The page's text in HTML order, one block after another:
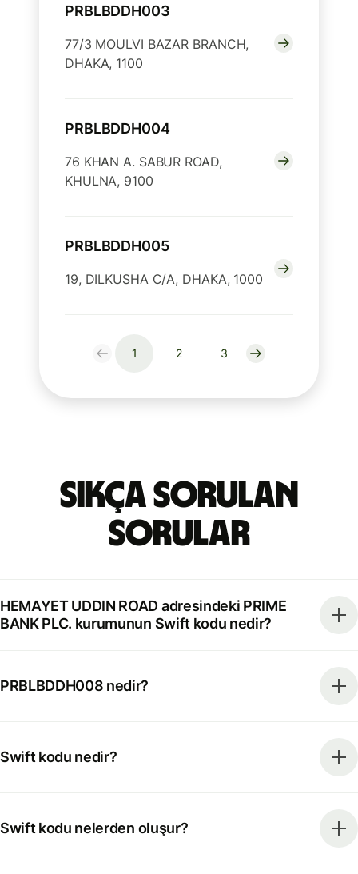
PRBLBDDH003
77/3 MOULVI BAZAR BRANCH,
DHAKA, 1100
PRBLBDDH004
76 KHAN A. SABUR ROAD,
KHULNA, 9100
PRBLBDDH005
19, DILKUSHA C/A, DHAKA, 1000
1 2 3
Sıkça Sorulan
Sorular
HEMAYET UDDIN ROAD adresindeki PRIME
BANK PLC. kurumunun Swift kodu nedir?
PRBLBDDH008 nedir?
Swift kodu nedir?
Swift kodu nelerden oluşur?